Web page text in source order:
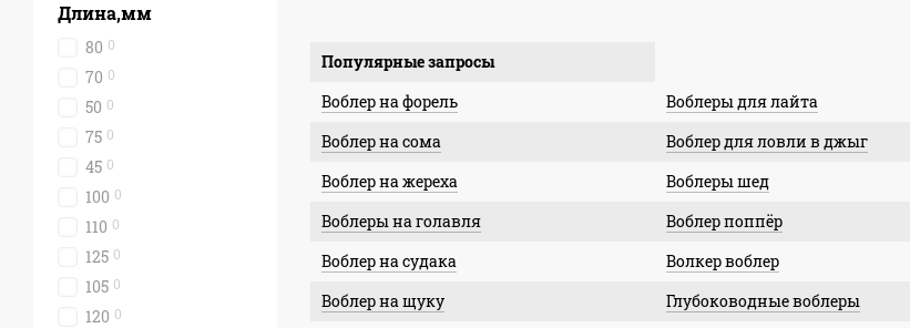
Популярные запросы
Воблер на форель
Воблеры для лайта
Воблер на сома
Воблер для ловли в джыг
Воблер на жереха
Воблеры шед
Воблеры на голавля
Воблер поппёр
Воблер на судака
Волкер воблер
Воблер на щуку
Глубоководные воблеры
Длина,мм
80 0
70 0
50 0
75 0
45 0
100 0
110 0
125 0
105 0
120 0